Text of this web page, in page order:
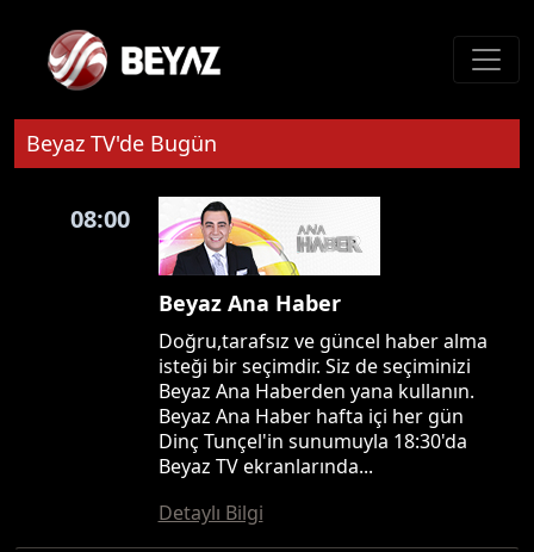
Beyaz TV'de Bugün
08:00
Beyaz Ana Haber
Doğru,tarafsız ve güncel haber alma
isteği bir seçimdir. Siz de seçiminizi
Beyaz Ana Haberden yana kullanın.
Beyaz Ana Haber hafta içi her gün
Dinç Tunçel'in sunumuyla 18:30'da
Beyaz TV ekranlarında...
Detaylı Bilgi